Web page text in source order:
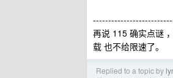
再说 115 确实点谜
载 也不给限速了。
Replied to a topic by